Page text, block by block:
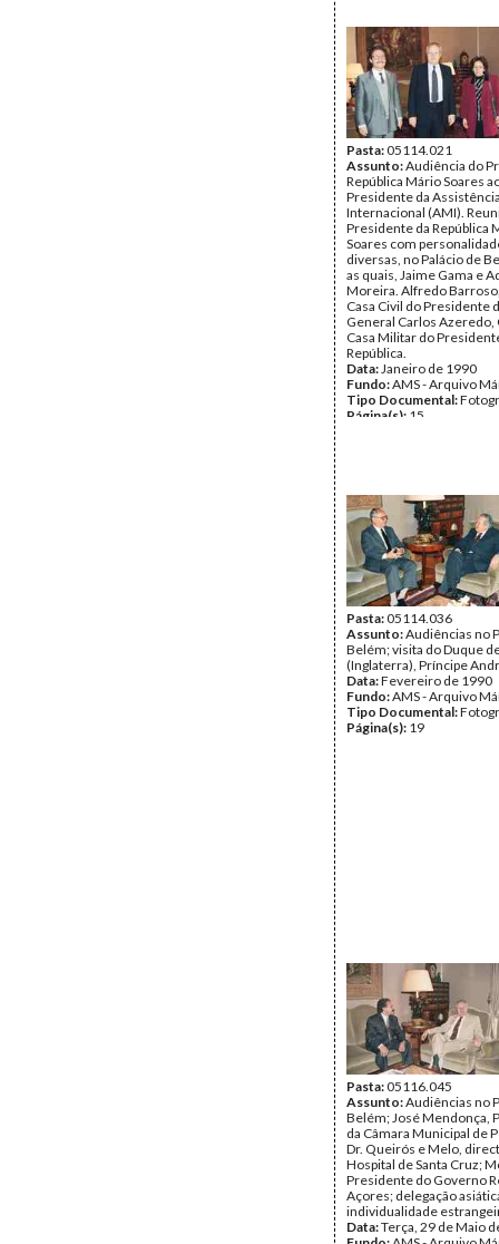
Pasta:05114.021
Assunto:Audiência do
República Mário Soares
Presidente da
Internacional (AMI).
Presidente da República
Soares com
diversas, no Palácio de
as quais, Jaime Gama e
Moreira. Alfredo
Casa Civil do Presidente
General Carlos Azeredo,
Casa Militar do
República.
Data:Janeiro de 1990
Fundo:AMS - Arquivo
Tipo Documental:
Página(s): 15
Pasta:05114.036
Assunto:Audiências no
Belém; visita do Duque
(Inglaterra), Príncipe
Data:Fevereiro de 1990
Fundo:AMS - Arquivo
Tipo Documental:
Página(s): 19
Pasta:05116.045
Assunto:Audiências no
Belém; José Mendonça,
da Câmara Municipal de
Dr. Queirós e Melo,
Hospital de Santa Cruz;
Presidente do Governo
Açores; delegação
individualidade
Data:Terça, 29 de Maio